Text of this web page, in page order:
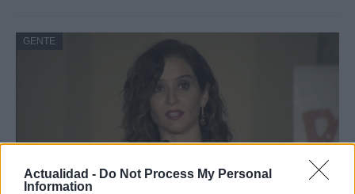
Actualidad - Do Not Process My Personal
Information
GENTE